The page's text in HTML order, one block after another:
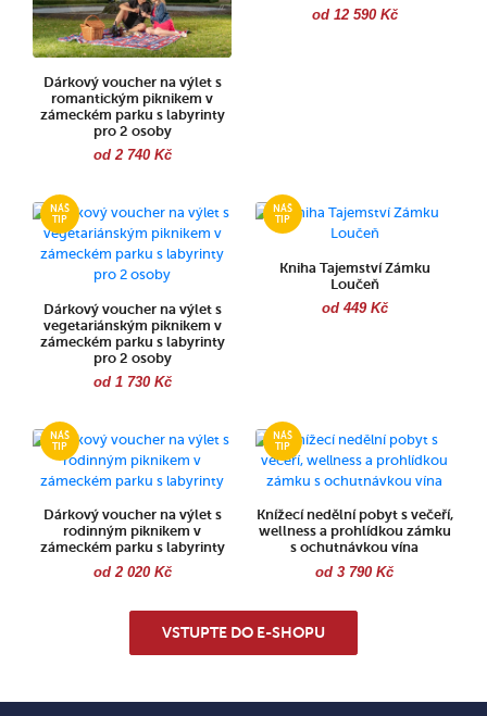
Dárkový voucher na výlet s
romantickým piknikem v
zámeckém parku s labyrinty
pro 2 osoby
od 2 740 Kč
od 12 590 Kč
Dárkový voucher na výlet s
vegetariánským piknikem v
zámeckém parku s labyrinty
pro 2 osoby
od 1 730 Kč
Kniha Tajemství Zámku
Loučeň
od 449 Kč
Dárkový voucher na výlet s
rodinným piknikem v
zámeckém parku s labyrinty
od 2 020 Kč
Knížecí nedělní pobyt s večeří,
wellness a prohlídkou zámku
s ochutnávkou vína
od 3 790 Kč
VSTUPTE DO E-SHOPU